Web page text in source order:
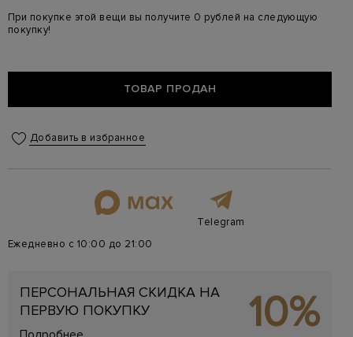
При покупке этой вещи вы получите 0 рублей на следующую
покупку!
ТОВАР ПРОДАН
Добавить в избранное
Telegram
Ежедневно с 10:00 до 21:00
ПЕРСОНАЛЬНАЯ СКИДКА НА
ПЕРВУЮ ПОКУПКУ
10%